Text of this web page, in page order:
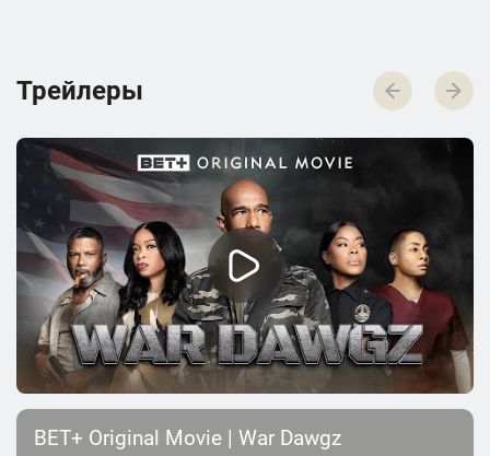
Трейлеры
BET+ Original Movie | War Dawgz